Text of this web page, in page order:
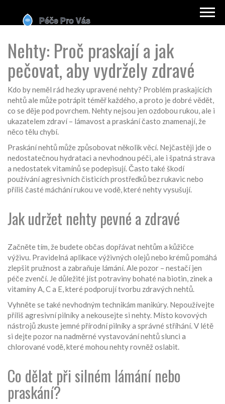
Nehty: Proč praskají a jak
pečovat, aby vydržely zdravé
Kdo by neměl rád hezky upravené nehty? Problém praskajících
nehtů ale může potrápit téměř každého, a proto je dobré vědět,
co se děje pod povrchem. Nehty nejsou jen ozdobou rukou, ale i
ukazatelem zdraví – lámavost a praskání často znamenají, že
něco tělu chybí.
Praskání nehtů může způsobovat několik věcí. Nejčastěji jde o
nedostatečnou hydrataci a nevhodnou péči, ale i špatná strava
a nedostatek vitamínů se podepisují. Často také škodí
používání agresivních čisticích prostředků bez rukavic nebo
příliš časté máchání rukou ve vodě, které nehty vysušují.
Jak udržet nehty pevné a zdravé
Začněte tím, že budete občas dopřávat nehtům a kůžičce
výživu. Pravidelná aplikace výživných olejů nebo krémů pomáhá
zlepšit pružnost a zabraňuje lámání. Ale pozor – nestačí jen
péče zvenčí. Je důležité jíst potraviny bohaté na biotin, zinek a
vitamíny A, C a E, které podporují tvorbu zdravých nehtů.
Vyhněte se také nevhodným technikám manikúry. Nepoužívejte
příliš agresivní pilníky a nekousejte si nehty. Místo kovových
nástrojů zkuste jemné přírodní pilníky a správné stříhání. V létě
si dejte pozor na nadměrné vystavování nehtů slunci a
chlorované vodě, které mohou nehty rovněž oslabit.
Co dělat při silném lámání nebo
praskání?